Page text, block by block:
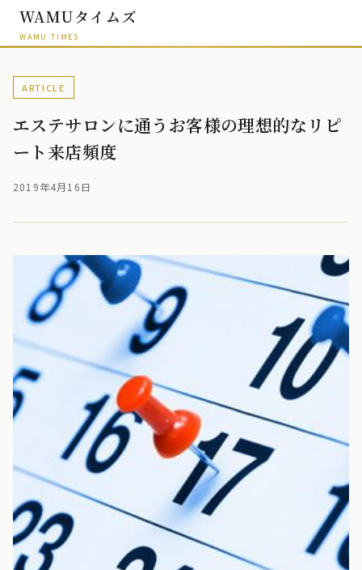
WAMUタイムズ
WAMU TIMES
ARTICLE
エステサロンに通うお客様の理想的なリピ
ート来店頻度
2019年4月16日